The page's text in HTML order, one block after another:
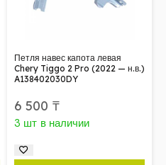
Петля навес капота левая
Chery Tiggo 2 Pro (2022 — н.в.)
A138402030DY
6 500 ₸
3 шт в наличии